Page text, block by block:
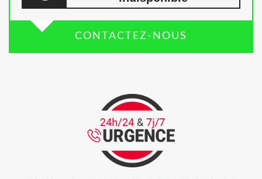
CONTACTEZ-NOUS